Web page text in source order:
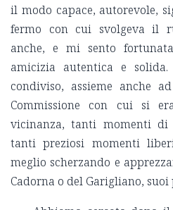
il modo capace, autorevole,
fermo con cui svolgeva il
anche, e mi sento
amicizia autentica e solida.
condiviso, assieme anche
Commissione con cui si
vicinanza, tanti momenti di
tanti preziosi momenti
meglio scherzando e
Cadorna o del Garigliano,